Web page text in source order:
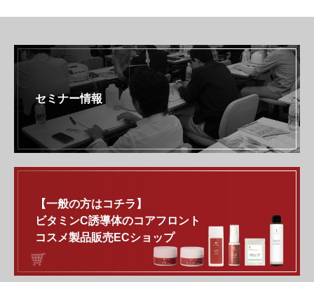
セミナー情報
【一般の方はコチラ】
ビタミンC誘導体のコアフロント
コスメ製品販売ECショップ